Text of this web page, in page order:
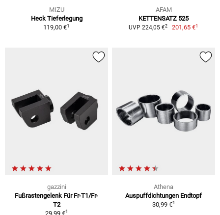
MIZU
Heck Tieferlegung
119,00 €1
AFAM
KETTENSATZ 525
UVP 224,05 €2 201,65 €1
gazzini
Fußrastengelenk Für Fr-T1/Fr-
T2
29,99 €1
Athena
Auspuffdichtungen Endtopf
30,99 €1